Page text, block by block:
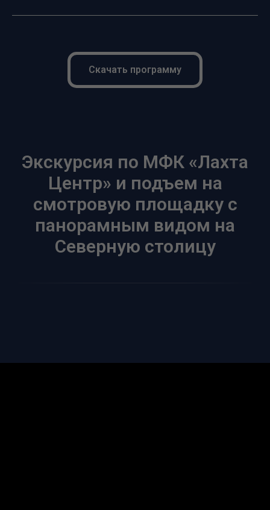
Скачать программу
Экскурсия по МФК «Лахта
Центр» и подъем на
смотровую площадку с
панорамным видом на
Северную столицу